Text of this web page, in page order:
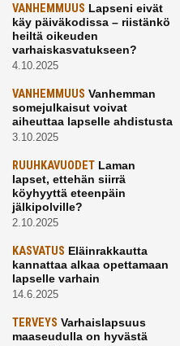
VANHEMMUUS Lapseni eivät
käy päiväkodissa – riistänkö
heiltä oikeuden
varhaiskasvatukseen?
4.10.2025
VANHEMMUUS Vanhemman
somejulkaisut voivat
aiheuttaa lapselle ahdistusta
3.10.2025
RUUHKAVUODET Laman
lapset, ettehän siirrä
köyhyyttä eteenpäin
jälkipolville?
2.10.2025
KASVATUS Eläinrakkautta
kannattaa alkaa opettamaan
lapselle varhain
14.6.2025
TERVEYS Varhaislapsuus
maaseudulla on hyvästä